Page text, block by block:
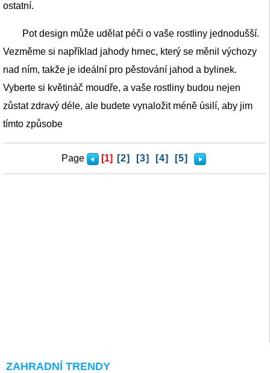
ostatní.
Pot design může udělat péči o vaše rostliny jednodušší.
Vezměme si například jahody hrnec, který se měnil výchozy
nad ním, takže je ideální pro pěstování jahod a bylinek.
Vyberte si květináč moudře, a vaše rostliny budou nejen
zůstat zdravý déle, ale budete vynaložit méně úsilí, aby jim
tímto způsobe
Page [1] [2] [3] [4] [5]
ZAHRADNÍ TRENDY